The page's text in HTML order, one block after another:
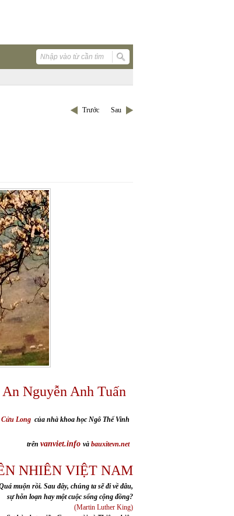
Trước Sau
Nguyễn Anh Tuấn
Long của nhà khoa học Ngô Thế Vinh
trên vanviet.info và bauxitevn.net
NHIÊN VIỆT NAM
muộn rồi. Sau đây, chúng ta sẽ đi về đâu,
sự hỗn loạn hay một cuộc sống cộng đồng?
(Martin Luther King)